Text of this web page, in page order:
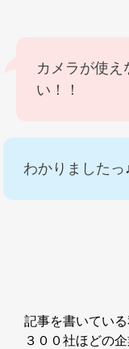
カメラが使え
い！！
わかりましたっ
記事を書いてい
３００社ほどの